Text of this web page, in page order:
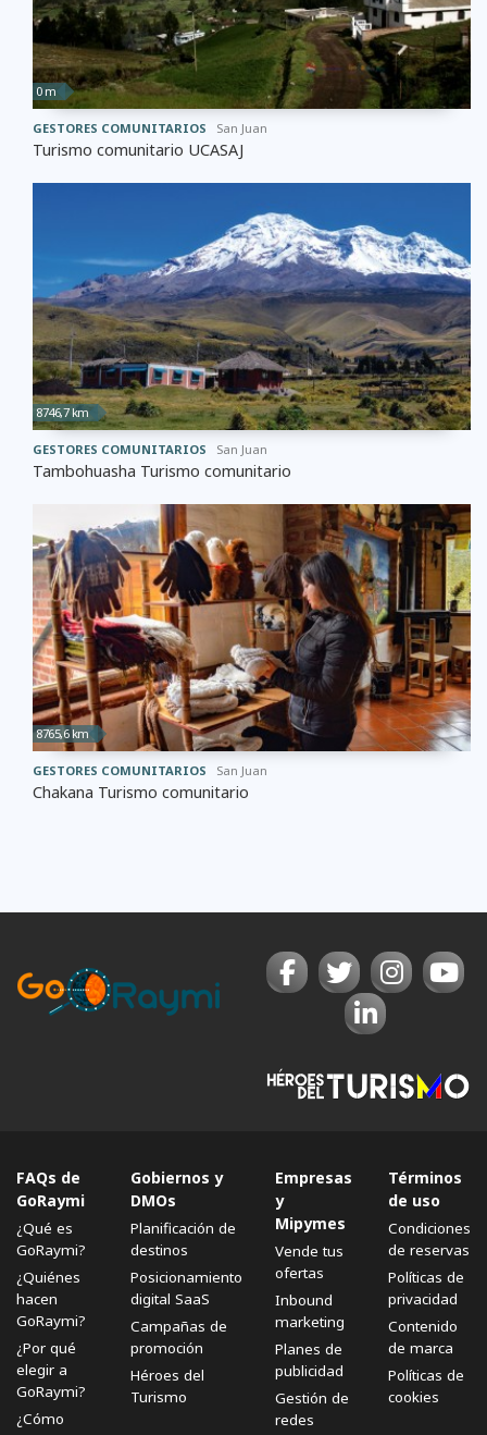
0 m
GESTORES COMUNITARIOS San Juan
Turismo comunitario UCASAJ
8746,7 km
GESTORES COMUNITARIOS San Juan
Tambohuasha Turismo comunitario
8765,6 km
GESTORES COMUNITARIOS San Juan
Chakana Turismo comunitario
FAQs de
GoRaymi
¿Qué es
GoRaymi?
¿Quiénes
hacen
GoRaymi?
¿Por qué
elegir a
GoRaymi?
¿Cómo
Gobiernos y
DMOs
Planificación de
destinos
Posicionamiento
digital SaaS
Campañas de
promoción
Héroes del
Turismo
Empresas
y
Mipymes
Vende tus
ofertas
Inbound
marketing
Planes de
publicidad
Gestión de
redes
Términos
de uso
Condiciones
de reservas
Políticas de
privacidad
Contenido
de marca
Políticas de
cookies